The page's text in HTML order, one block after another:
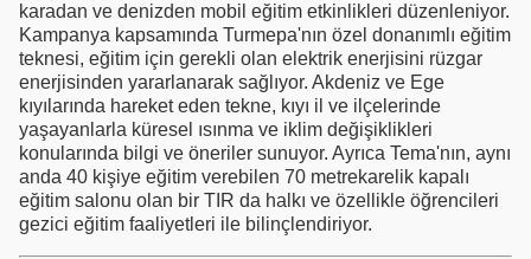
karadan ve denizden mobil eğitim etkinlikleri düzenleniyor.
Kampanya kapsamında Turmepa'nın özel donanımlı eğitim
teknesi, eğitim için gerekli olan elektrik enerjisini rüzgar
enerjisinden yararlanarak sağlıyor. Akdeniz ve Ege
kıyılarında hareket eden tekne, kıyı il ve ilçelerinde
yaşayanlarla küresel ısınma ve iklim değişiklikleri
konularında bilgi ve öneriler sunuyor. Ayrıca Tema'nın, aynı
anda 40 kişiye eğitim verebilen 70 metrekarelik kapalı
eğitim salonu olan bir TIR da halkı ve özellikle öğrencileri
gezici eğitim faaliyetleri ile bilinçlendiriyor.